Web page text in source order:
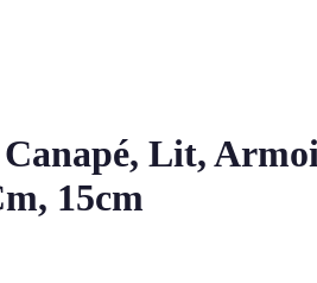
Lit,
15cm